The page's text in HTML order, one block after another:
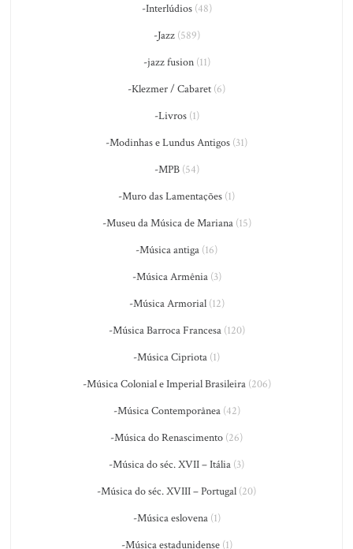
-Interlúdios(48)
-Jazz(589)
-jazz fusion(11)
-Klezmer / Cabaret (6)
-Livros(1)
-Modinhas e Lundus Antigos (31)
-MPB(54)
-Muro das Lamentações (1)
-Museu da Música de Mariana(15)
-Música antiga (16)
-Música Armênia(3)
-Música Armorial(12)
-Música Barroca Francesa(120)
-Música Cipriota (1)
-Música Colonial e Imperial Brasileira(206)
-Música Contemporânea(42)
-Música do Renascimento (26)
-Música do séc. XVII – Itália (3)
-Música do séc. XVIII – Portugal (20)
-Música eslovena(1)
-Música estadunidense(1)